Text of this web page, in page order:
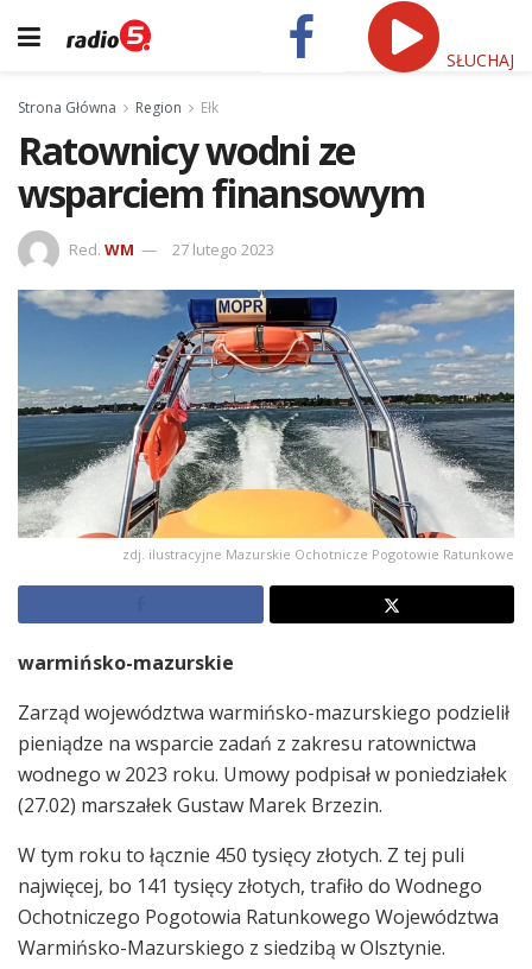
SŁUCHAJ
Strona Główna Region Ełk
Ratownicy wodni ze
wsparciem finansowym
Red. WM 27 lutego 2023
zdj. ilustracyjne Mazurskie Ochotnicze Pogotowie Ratunkowe
warmińsko-mazurskie
Zarząd województwa warmińsko-mazurskiego podzielił
pieniądze na wsparcie zadań z zakresu ratownictwa
wodnego w 2023 roku. Umowy podpisał w poniedziałek
(27.02) marszałek Gustaw Marek Brzezin.
W tym roku to łącznie 450 tysięcy złotych. Z tej puli
najwięcej, bo 141 tysięcy złotych, trafiło do Wodnego
Ochotniczego Pogotowia Ratunkowego Województwa
Warmińsko-Mazurskiego z siedzibą w Olsztynie.